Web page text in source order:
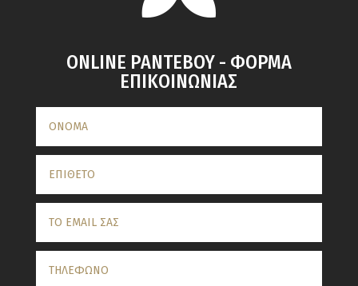
ONLINE ΡΑΝΤΕΒΟΥ - ΦΟΡΜΑ
ΕΠΙΚΟΙΝΩΝΙΑΣ